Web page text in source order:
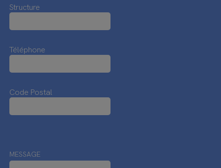
Structure
Téléphone
Code Postal
MESSAGE